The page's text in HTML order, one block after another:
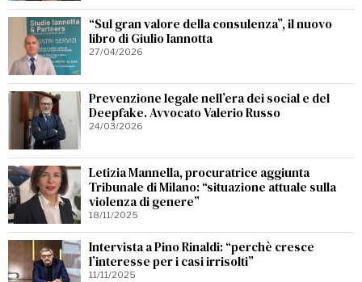
“Sul gran valore della consulenza”, il nuovo
libro di Giulio Iannotta
27/04/2026
Prevenzione legale nell’era dei social e del
Deepfake. Avvocato Valerio Russo
24/03/2026
Letizia Mannella, procuratrice aggiunta
Tribunale di Milano: “situazione attuale sulla
violenza di genere”
18/11/2025
Intervista a Pino Rinaldi: “perchè cresce
l’interesse per i casi irrisolti”
11/11/2025